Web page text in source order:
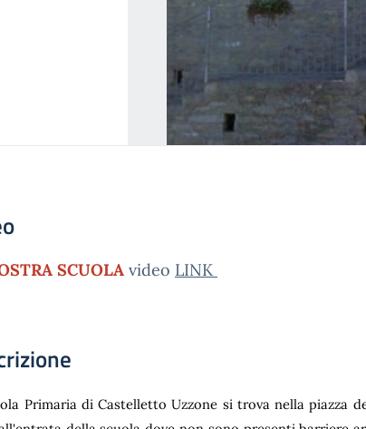
SCUOLA video LINK
Primaria di Castelletto Uzzone si trova nella piazza